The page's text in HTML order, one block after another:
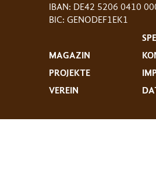
IBAN: DE42 5206 0410
BIC: GENODEF1EK1
MAGAZIN
PROJEKTE
VEREIN